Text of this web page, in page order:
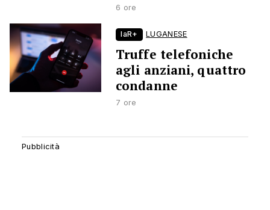
6 ore
laR+ LUGANESE
Truffe telefoniche
agli anziani, quattro
condanne
7 ore